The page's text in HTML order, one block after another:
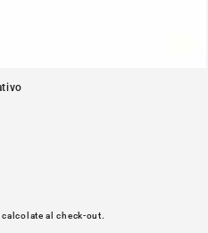
calcolate al check-out.